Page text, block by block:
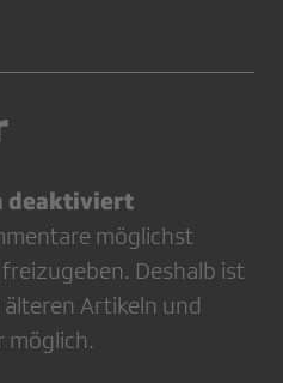
deaktiviert
möglichst
Deshalb ist
Artikeln und
möglich.